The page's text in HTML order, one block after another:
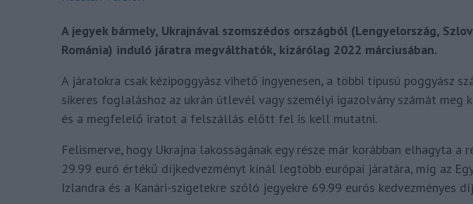
A jegyek bármely, Ukrajnával szomszédos országból (Lengyelország,
Románia) induló járatra megválthatók, kizárólag 2022 márciusában.
A járatokra csak kézipoggyász vihető ingyenesen, a többi típusú poggyász
sikeres foglaláshoz az ukrán útlevél vagy személyi igazolvány számát meg
és a megfelelő iratot a felszállás előtt fel is kell mutatni.
Felismerve, hogy Ukrajna lakosságának egy része már korábban elhagyta a
29.99 euró értékű díjkedvezményt kínál legtöbb európai járatára, míg az
Izlandra és a Kanári-szigetekre szóló jegyekre 69.99 eurós kedvezményes